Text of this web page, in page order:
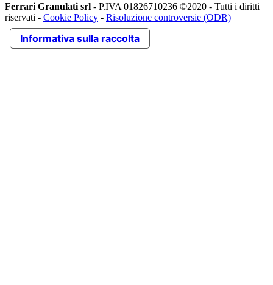
Ferrari Granulati srl - P.IVA 01826710236 ©2020 - Tutti i diritti
riservati - Cookie Policy - Risoluzione controversie (ODR)
Informativa sulla raccolta